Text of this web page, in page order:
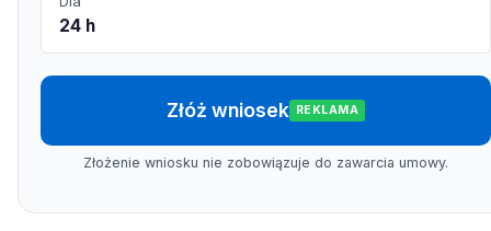
24 h
Złóż wniosek REKLAMA
Złożenie wniosku nie zobowiązuje do zawarcia umowy.